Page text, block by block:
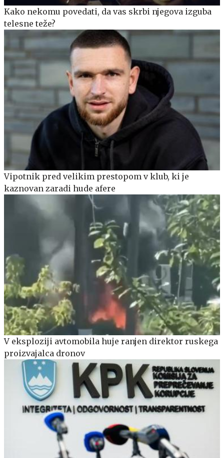
Kako nekomu povedati, da vas skrbi njegova izguba
telesne teže?
Vipotnik pred velikim prestopom v klub, ki je
kaznovan zaradi hude afere
V eksploziji avtomobila huje ranjen direktor ruskega
proizvajalca dronov